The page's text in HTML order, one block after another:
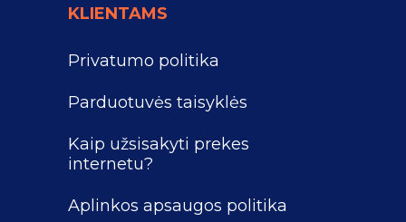
KLIENTAMS
Privatumo politika
Parduotuvės taisyklės
Kaip užsisakyti prekes
internetu?
Aplinkos apsaugos politika